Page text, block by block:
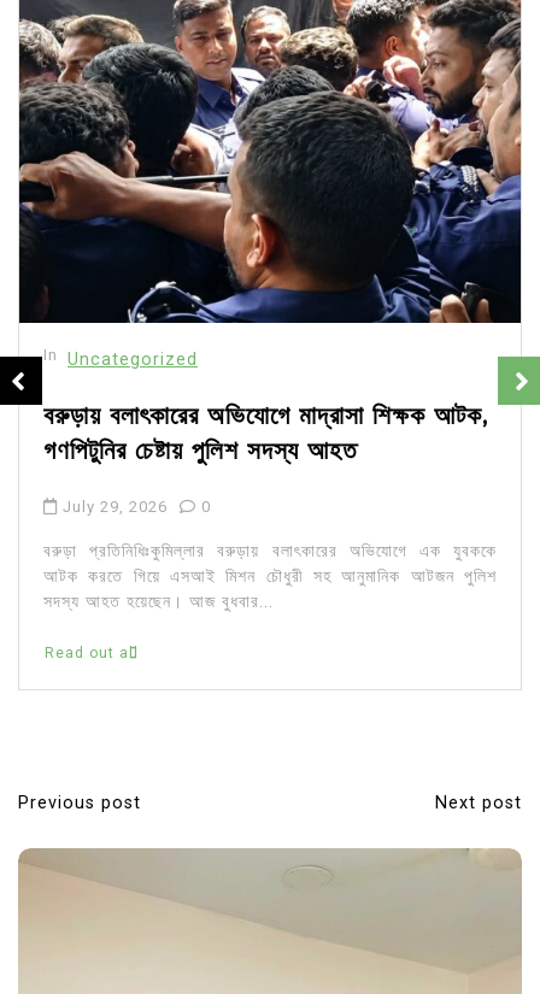
In Uncategorized
বরুড়ায় বলাৎকারের অভিযোগে মাদ্রাসা শিক্ষক আটক,
গণপিটুনির চেষ্টায় পুলিশ সদস্য আহত
July 29, 2026 0
বরুড়া প্রতিনিধিঃকুমিল্লার বরুড়ায় বলাৎকারের অভিযোগে এক যুবককে
আটক করতে গিয়ে এসআই মিশন চৌধুরী সহ আনুমানিক আটজন পুলিশ
সদস্য আহত হয়েছেন। আজ বুধবার...
Read out all
P
o
Previous post Next post